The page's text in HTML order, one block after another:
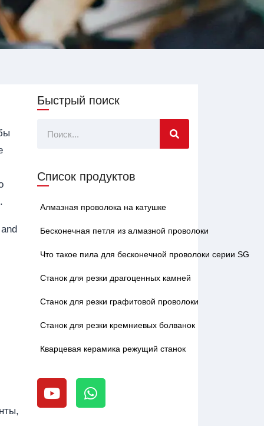
Быстрый поиск
Поиск
Список продуктов
Алмазная проволока на катушке
Бесконечная петля из алмазной проволоки
Что такое пила для бесконечной проволоки серии SG
Станок для резки драгоценных камней
Станок для резки графитовой проволоки
Станок для резки кремниевых болванок
Кварцевая керамика режущий станок
Y
o
u
W
h
a